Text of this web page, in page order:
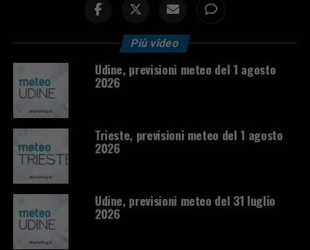
Più video
Udine, previsioni meteo del 1 agosto
2026
Trieste, previsioni meteo del 1 agosto
2026
Udine, previsioni meteo del 31 luglio
2026